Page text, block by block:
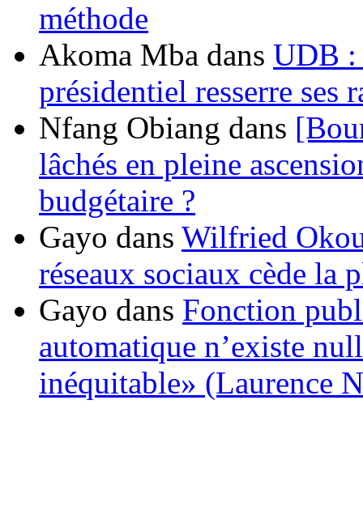
méthode
Akoma Mba dans UDB :
présidentiel resserre ses
Nfang Obiang dans
lâchés en pleine
budgétaire ?
Gayo dans Wilfried
réseaux sociaux cède la
Gayo dans Fonction
automatique n’existe
inéquitable» (Laurence